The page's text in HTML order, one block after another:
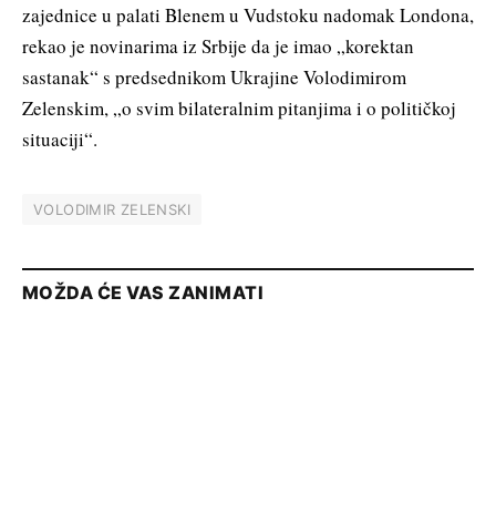
zajednice u palati Blenem u Vudstoku nadomak Londona,
rekao je novinarima iz Srbije da je imao „korektan
sastanak“ s predsednikom Ukrajine Volodimirom
Zelenskim, „o svim bilateralnim pitanjima i o političkoj
situaciji“.
VOLODIMIR ZELENSKI
MOŽDA ĆE VAS ZANIMATI